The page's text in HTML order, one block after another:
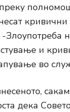
кривични
и
во
дека